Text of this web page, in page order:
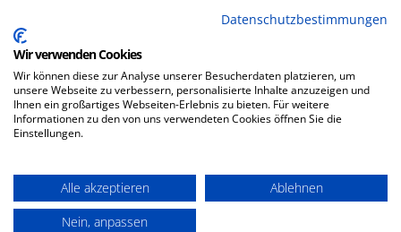
yapay zekâ klibi
Aralık 11, 2025
© 2026 Tutusmedia GmbH. All rights reserved.
Datenschutzbestimmungen
Wir verwenden Cookies
Wir können diese zur Analyse unserer Besucherdaten platzieren, um
unsere Webseite zu verbessern, personalisierte Inhalte anzuzeigen und
Ihnen ein großartiges Webseiten-Erlebnis zu bieten. Für weitere
Informationen zu den von uns verwendeten Cookies öffnen Sie die
Einstellungen.
Alle akzeptieren
Ablehnen
Nein, anpassen